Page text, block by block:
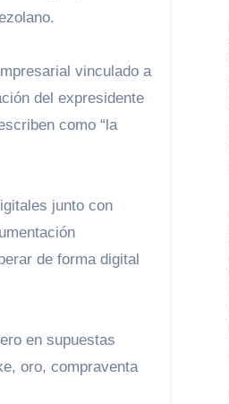
vinculado a
del expresidente
como “la
junto con
de forma digital
en supuestas
oro, compraventa